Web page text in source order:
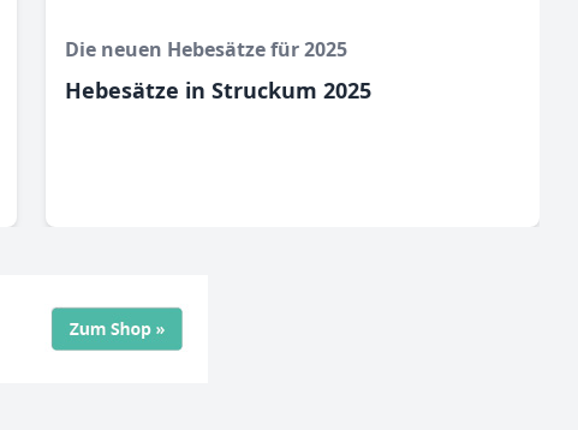
Die neuen Hebesätze für 2025
Hebesätze in Struckum 2025